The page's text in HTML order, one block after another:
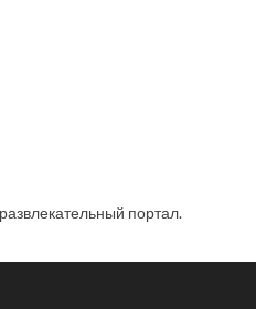
портал.